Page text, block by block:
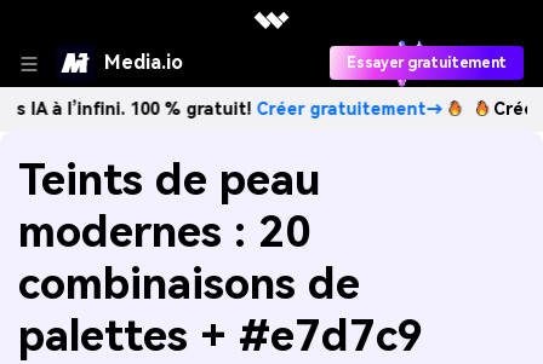
Media.io Essayer gratuitement
100 % gratuit!Créer gratuitement→ Créez des
Teints de peau
modernes : 20
combinaisons de
palettes + #e7d7c9